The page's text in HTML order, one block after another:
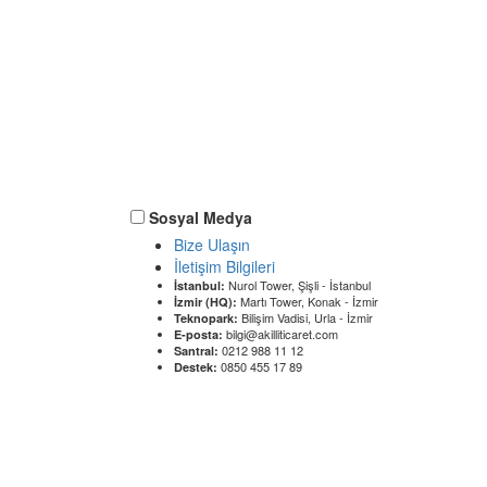
Sosyal Medya
Bize Ulaşın
İletişim Bilgileri
İstanbul: Nurol Tower, Şişli - İstanbul
İzmir (HQ): Martı Tower, Konak - İzmir
Teknopark: Bilişim Vadisi, Urla - İzmir
E-posta: bilgi@akilliticaret.com
Santral: 0212 988 11 12
Destek: 0850 455 17 89